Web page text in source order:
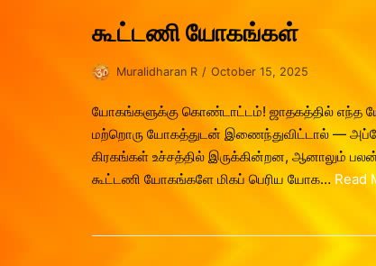
கூட்டணி யோகங்கள்
Muralidharan R October 15, 2025
யோகங்களுக்கு கொண்டாட்டம்! ஜாதகத்தில் எந்த
மற்றொரு யோகத்துடன் இணைந்துவிட்டால் —
கிரகங்கள் உச்சத்தில் இருக்கின்றன, ஆனாலும்
கூட்டணி யோகங்களே மிகப் பெரிய யோக… Read